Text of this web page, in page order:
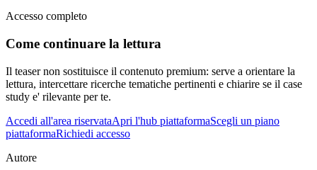
Accesso completo
Come continuare la lettura
Il teaser non sostituisce il contenuto premium: serve a orientare la
lettura, intercettare ricerche tematiche pertinenti e chiarire se il case
study e' rilevante per te.
Accedi all'area riservataApri l'hub piattaformaScegli un piano
piattaformaRichiedi accesso
Autore